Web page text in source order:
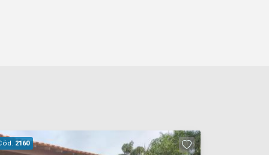
2160